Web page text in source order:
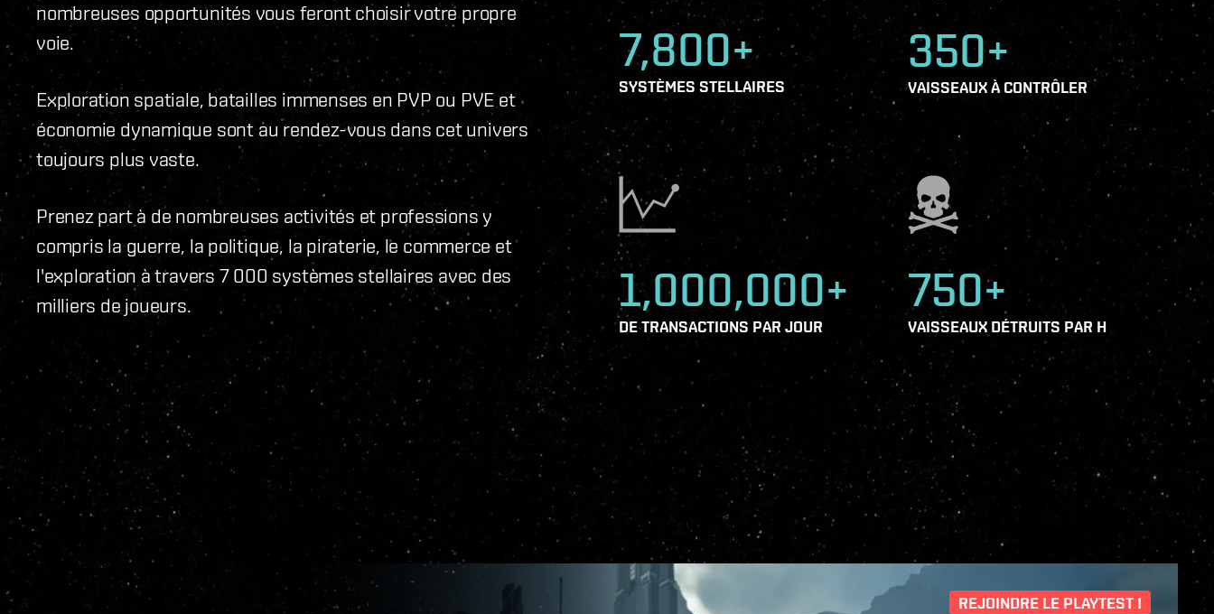
nombreuses opportunités vous feront choisir votre propre
voie.
Exploration spatiale, batailles immenses en PVP ou PVE et
économie dynamique sont au rendez-vous dans cet univers
toujours plus vaste.
Prenez part à de nombreuses activités et professions y
compris la guerre, la politique, la piraterie, le commerce et
l'exploration à travers 7 000 systèmes stellaires avec des
milliers de joueurs.
7,800+
SYSTÈMES STELLAIRES
350+
VAISSEAUX À CONTRÔLER
1,000,000+
DE TRANSACTIONS PAR JOUR
750+
VAISSEAUX DÉTRUITS PAR H
REJOINDRE LE PLAYTEST !